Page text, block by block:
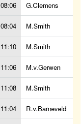
08:06 G.Clemens
08:04 M.Smith
11:10 M.Smith
11:06 M.v.Gerwen
11:08 M.Smith
11:04 R.v.Barneveld